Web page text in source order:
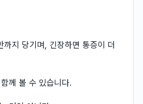
지 당기며, 긴장하면 통증이 더
께 볼 수 있습니다.